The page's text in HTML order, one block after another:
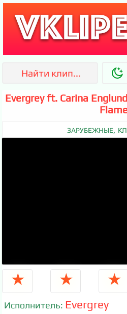
Evergrey ft. Carina
ЗАРУБЕЖНЫЕ,
★ ★ ★
Исполнитель: Evergrey